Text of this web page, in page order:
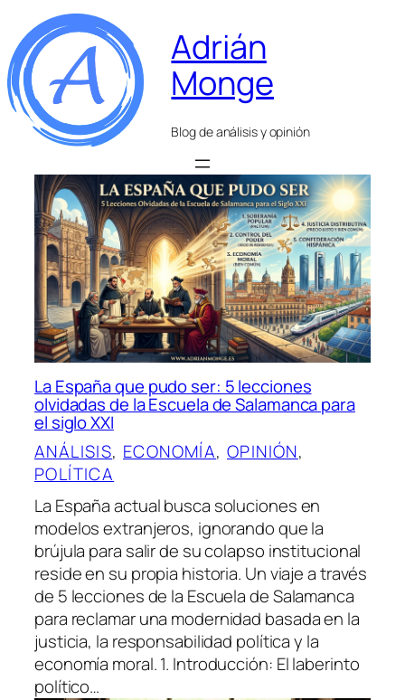
Adrián
Monge
Blog de análisis y opinión
La España que pudo ser: 5 lecciones
olvidadas de la Escuela de Salamanca para
el siglo XXI
ANÁLISIS, ECONOMÍA, OPINIÓN
POLÍTICA
La España actual busca soluciones en
modelos extranjeros, ignorando que la
brújula para salir de su colapso institucional
reside en su propia historia. Un viaje a través
de 5 lecciones de la Escuela de Salamanca
para reclamar una modernidad basada en la
justicia, la responsabilidad política y la
economía moral. 1. Introducción: El laberinto
político…